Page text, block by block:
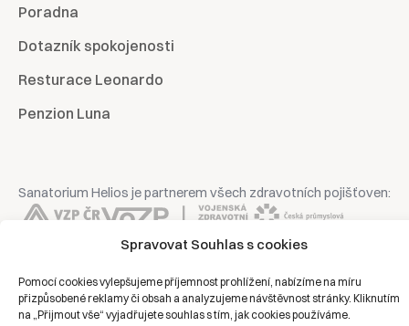
Spravovat Souhlas s cookies
Pomocí cookies vylepšujeme příjemnost prohlížení, nabízíme na míru
přizpůsobené reklamy či obsah a analyzujeme návštěvnost stránky. Kliknutím
na „Přijmout vše“ vyjadřujete souhlas s tím, jak cookies používáme.
Poradna
Dotazník spokojenosti
Resturace Leonardo
Penzion Luna
Sanatorium Helios je partnerem všech zdravotních pojišťoven:
Copyright © 2026 | Všechna práva vyhrazena | Sanatorium Helios